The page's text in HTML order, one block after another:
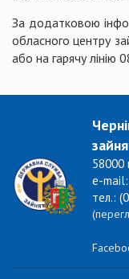
За додатковою
обласного центру
або на гарячу лінію
58000
e-
тел.: